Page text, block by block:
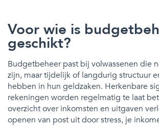
Voor wie is
geschikt?
Budgetbeheer past bij volwassenen die
zijn, maar tijdelijk of langdurig structuur
hebben in hun geldzaken. Herkenbare
rekeningen worden regelmatig te laat
overzicht over inkomsten en uitgaven
openen van post uit door stress, je